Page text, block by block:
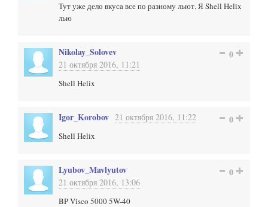
Тут уже дело вкуса все по разному льют. Я Shell Helix
лью
Nikolay_Solovev
21 октября 2016, 11:21
0
Shell Helix
Igor_Korobov 21 октября 2016, 11:22 0
Shell Helix
Lyubov_Mavlyutov
21 октября 2016, 13:06
0
BP Visco 5000 5W-40